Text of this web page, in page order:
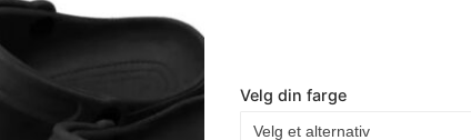
Velg din farge